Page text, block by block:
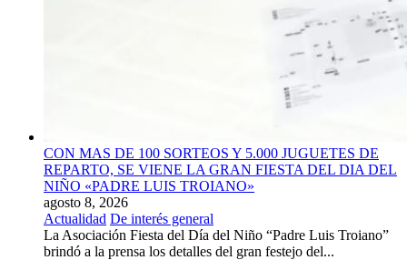
CON MAS DE 100 SORTEOS Y 5.000 JUGUETES DE
REPARTO, SE VIENE LA GRAN FIESTA DEL DIA DEL
NIÑO «PADRE LUIS TROIANO»
agosto 8, 2026
Actualidad De interés general
La Asociación Fiesta del Día del Niño “Padre Luis Troiano”
brindó a la prensa los detalles del gran festejo del...